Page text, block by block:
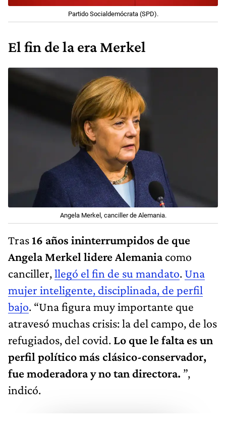
Partido Socialdemócrata (SPD).
El fin de la era Merkel
Angela Merkel, canciller de Alemania.
Tras16 años ininterrumpidos de que
Angela Merkel lidere Alemaniacomo
canciller,llegó el fin de su mandato. Una
mujer inteligente, disciplinada, de perfil
bajo. “Una figura muy importante que
atravesó muchas crisis: la del campo, de los
refugiados, del covid. Lo que le falta es un
perfil político más clásico-conservador,
fue moderadora y no tan directora. ”,
indicó.